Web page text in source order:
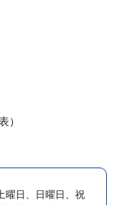
）
曜日、日曜日、祝